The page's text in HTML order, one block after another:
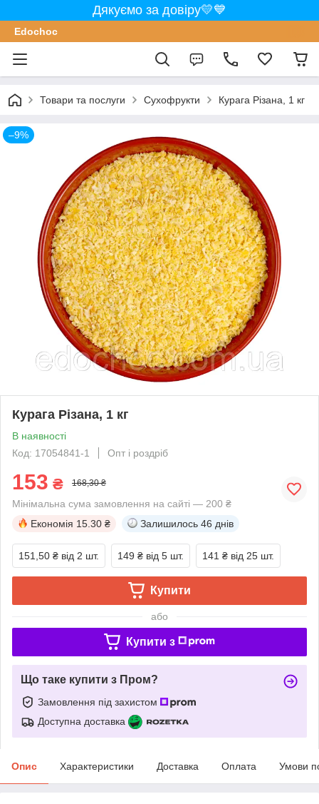
Дякуємо за довіру💛💙
Edochoс
Товари та послуги Сухофрукти Курага Різана, 1 кг
–9%
Курага Різана, 1 кг
В наявності
Код: 17054841-1
Опт і роздріб
153 ₴ 168,30 ₴
Мінімальна сума замовлення на сайті — 200 ₴
Економія 15.30 ₴ Залишилось 46 днів
151,50 ₴ від 2 шт. 149 ₴ від 5 шт. 141 ₴ від 25 шт.
Купити
або
Купити з
Що таке купити з Пром?
Замовлення під захистом
Доступна доставка
Опис Характеристики Доставка Оплата Умови